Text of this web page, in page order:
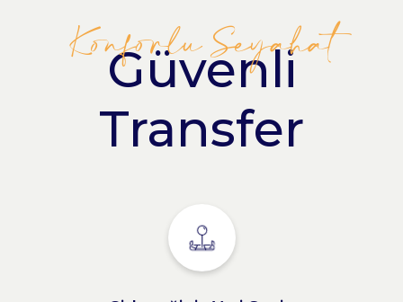
Konforlu Seyahat
Güvenli
Transfer